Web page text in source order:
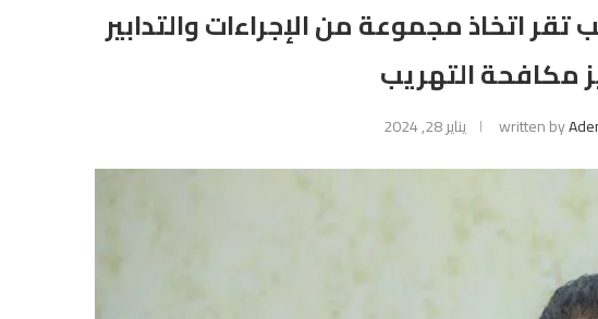
تقر اتخاذ مجموعة من الإجراءات والتدابير
مكافحة التهريب
written by يناير 28, 2024